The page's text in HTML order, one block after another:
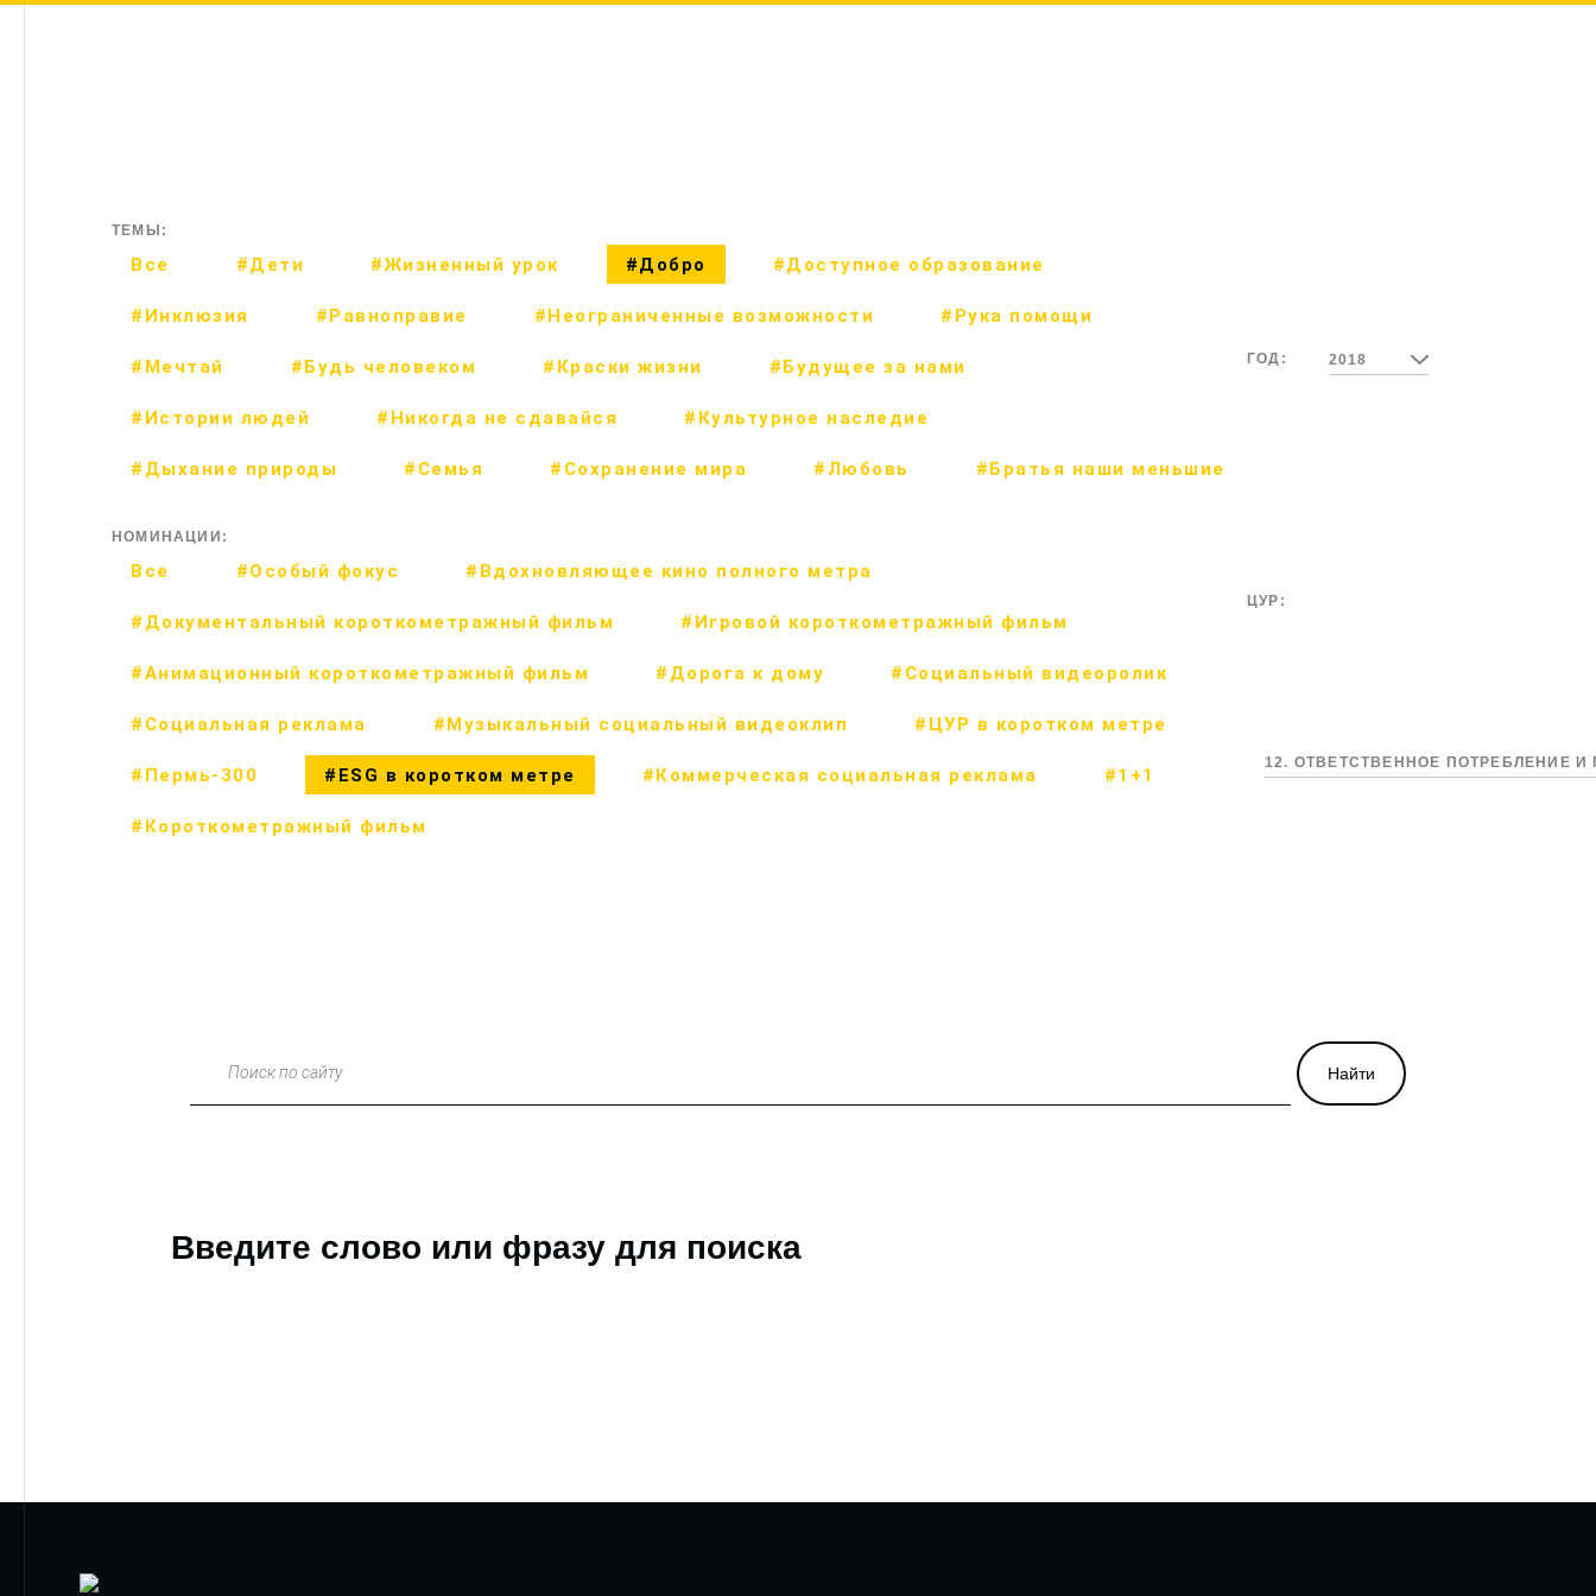
ТЕМЫ:
Все #Дети #Жизненный урок #Добро #Доступное образование
#Инклюзия #Равноправие #Неограниченные возможности #Рука помощи
#Мечтай #Будь человеком #Краски жизни #Будущее за нами
#Истории людей #Никогда не сдавайся #Культурное наследие
#Дыхание природы #Семья #Сохранение мира #Любовь #Братья наши меньшие
ГОД: 2018
НОМИНАЦИИ:
Все #Особый фокус #Вдохновляющее кино полного метра
#Документальный короткометражный фильм #Игровой короткометражный фильм
#Анимационный короткометражный фильм #Дорога к дому #Социальный видеоролик
#Социальная реклама #Музыкальный социальный видеоклип #ЦУР в коротком метре
#Пермь-300 #ESG в коротком метре #Коммерческая социальная реклама #1+1
#Короткометражный фильм
ЦУР:
12. ОТВЕТСТВЕННОЕ ПОТРЕБЛЕНИЕ
Поиск по сайту Найти
Введите слово или фразу для поиска